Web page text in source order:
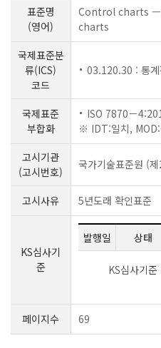
표준명
(영어)
Control charts —
charts
국제표준분
류(ICS)
코드
03.120.30 : 통계
국제표준
부합화
ISO 7870－
※ IDT:일치, MOD:
고시기관
(고시번호)
국가기술표준원 (
고시사유 5년도래 확인표준
KS심사기
준
발행일 상태
KS심사기
페이지수 69